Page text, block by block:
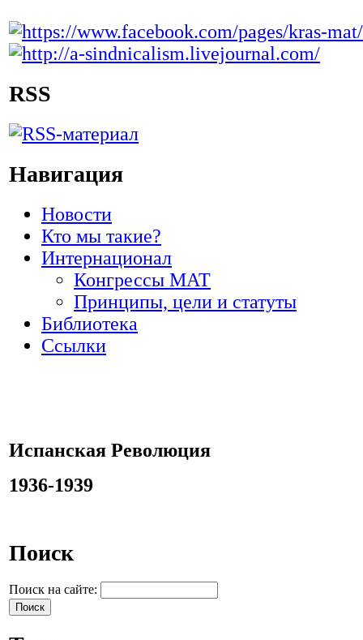
RSS
Навигация
Новости
Кто мы такие?
Интернационал
Конгрессы МАТ
Принципы, цели и статуты
Библиотека
Ссылки
Испанская Революция
1936-1939
Поиск
Поиск на сайте: